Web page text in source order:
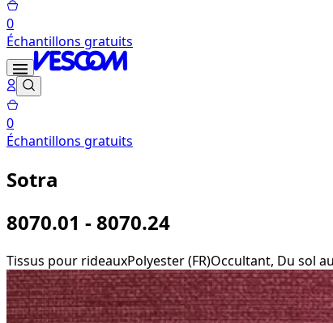
0
Échantillons gratuits
0
Échantillons gratuits
Sotra
8070.01 - 8070.24
Tissus pour rideauxPolyester (FR)Occultant, Du sol